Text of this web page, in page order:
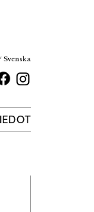
Svenska
Facebook